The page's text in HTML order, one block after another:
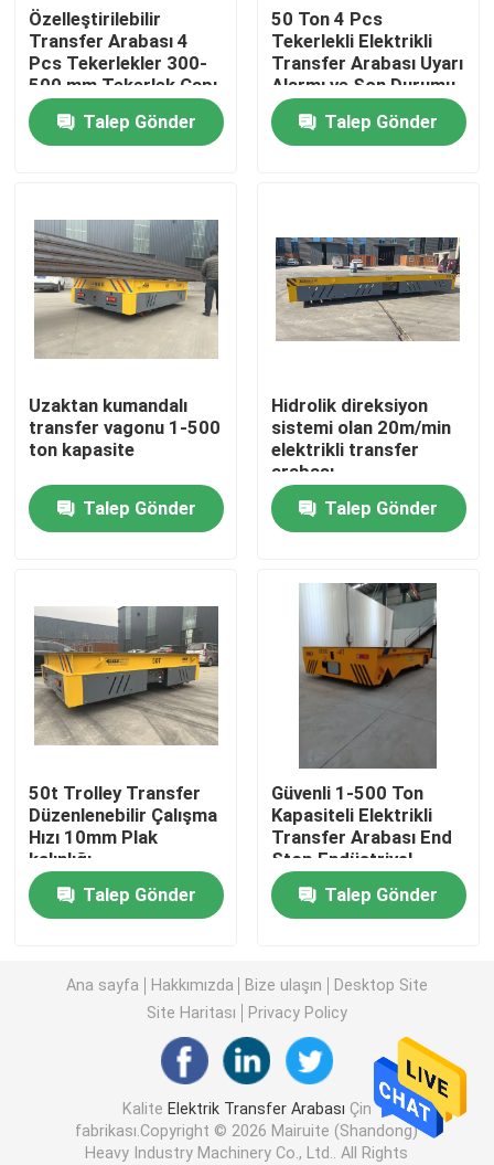
Ev
Ürünler
Hakkımızda
Fabrika turu
Bize Ulaşın
Bir teklif isteği
AGV Transfer Arabası
Raylı Transfer Arabası
Lastik Tekerlekli Portal Vinç
Kepçe kepçe
Konteyner Vinç Dağıtıcı
Patlama Korumalı Vinç
Çelik Yapı Kanopisi
Özelleştirilebilir
Transfer Arabası 4
Pcs Tekerlekler 300-
500 mm Tekerlek Çapı
Talep Gönder
50 Ton 4 Pcs
Tekerlekli Elektrikli
Transfer Arabası Uyarı
Alarmı ve Son Durumu
Talep Gönder
Uzaktan kumandalı
transfer vagonu 1-500
ton kapasite
Talep Gönder
Hidrolik direksiyon
sistemi olan 20m/min
elektrikli transfer
arabası
Talep Gönder
50t Trolley Transfer
Düzenlenebilir Çalışma
Hızı 10mm Plak
kalınlığı
Talep Gönder
Güvenli 1-500 Ton
Kapasiteli Elektrikli
Transfer Arabası End
Stop Endüstriyel
Talep Gönder
Ana sayfa Hakkımızda Bize ulaşın
Desktop Site
Site Haritası
Privacy Policy
Kalite Elektrik Transfer Arabası Çin
fabrikası.Copyright © 2026 Mairuite (Shandong)
Heavy Industry Machinery Co., Ltd.. All Rights